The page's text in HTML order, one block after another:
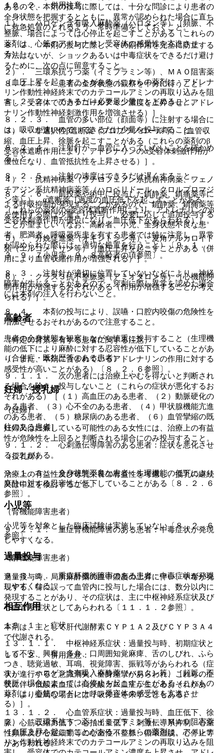
１０．２． 併用注意：
１）． ハロゲン含有吸入麻酔薬（ハロタン等）［頻脈、不
整脈、場合によっては心停止を起こすことがある（これらの
薬剤は、心筋のアドレナリン受容体の感受性を亢進させ
る）］。
２）． 三環系抗うつ薬（イミプラミン等）、ＭＡＯ阻害薬
［血圧上昇を起こすことがある（これらの薬剤は、アドレナ
リン作動性神経終末でのカテコールアミンの再取り込みを阻
害し、受容体でのカテコールアミン濃度を上昇させ、アドレ
ナリン作動性神経刺激作用を増強させる）］。
３）． 非選択性β遮断薬（プロプラノロール等）［血管収
縮、血圧上昇、徐脈を起こすことがある（これらの薬剤のβ
受容体遮断作用により、アドレナリンのα受容体刺激作用が
優位になり、血管抵抗性を上昇させる）］。
４）． 抗精神病薬（ブチロフェノン系抗精神病薬、フェノ
チアジン系抗精神病薬等（ハロペリドール、クロルプロマジ
ン等））、α遮断薬［過度の血圧低下を起こすことがある
（これらの薬剤のα受容体遮断作用により、アドレナリンのβ
受容体刺激作用が優位になり、血圧低下があらわれる）］。
５）． 分娩促進薬（オキシトシン等）、麦角アルカロイド
類（エルゴメトリン等）［血圧上昇を起こすことがある（併
用により血管収縮作用が増強される）］。
６）． クラス３抗不整脈薬（アミオダロン等）［心機能抑
制作用が増強するおそれがある（作用が増強することが考え
られる）］。
高齢者
患者の全身状態を観察しながら慎重に投与すること（生理機
能の低下により麻酔に対する忍容性が低下していることがあ
り、また、本剤に含まれているアドレナリンの作用に対する
感受性が高いことがある）〔８．２．６参照〕。
妊婦・授乳婦
（妊婦）
妊婦又は妊娠している可能性のある女性には、治療上の有益
性が危険性を上回ると判断される場合にのみ投与すること。
（授乳婦）
治療上の有益性及び母乳栄養の有益性を考慮し、授乳の継続
又は中止を検討すること。
小児等
小児等を対象とした臨床試験は実施していない〔８．２．６
参照〕。
過量投与
過量投与時、局所麻酔薬の血中濃度の上昇に伴い、中毒が発
現する。特に誤って血管内に投与した場合には、数分以内に
発現することがあり、その症状は、主に中枢神経系症状及び
心血管系症状としてあらわれる〔１１．１．２参照〕。
１３．１． 症状
１３．１．１． 中枢神経系症状：過量投与時、初期症状と
して不安、興奮、多弁、口周囲知覚麻痺、舌のしびれ、ふら
つき、聴覚過敏、耳鳴、視覚障害、振戦等があらわれる（症
状が進行すると意識消失、全身痙攣があらわれ、これらの症
状に伴い低酸素血症、高炭酸ガス血症が生じるおそれがあ
り、より重篤な場合には呼吸停止を来すこともある）。
１３．１．２． 心血管系症状：過量投与時、血圧低下、徐
脈、心筋収縮力低下、心拍出量低下、刺激伝導系抑制、心室
性頻脈及び心室細動等の心室性不整脈、循環虚脱、心停止等
があらわれる。
あるので、本剤の投与に際しては、十分な問診により患者の
全身状態を把握するとともに、異常が認められた場合に直ち
に救急処置のとれるよう、常時準備をしておくこと。
８．２． 本剤の投与に際し、その副作用を完全に防止する
方法はないが、ショックあるいは中毒症状をできるだけ避け
るために、次の点に留意すること。
８．２．１． 患者の全身状態の観察を十分に行うこと。
８．２．２． できるだけ必要最少量にとどめること。
８．２．３． 血管の多い部位（顔面等）に注射する場合に
は、吸収が速いので、できるだけ少量を投与すること。
８．２．４． 注射針が、血管に入っていないことを確かめ
ること。
８．２．５． 注射の速度はできるだけ遅くすること。
８．２．６． 前投薬や術中に投与した鎮静薬、鎮痛薬等に
よる呼吸抑制が発現することがあるので、鎮静薬、鎮痛薬等
を使用する際は少量より投与し、必要に応じて追加投与する
ことが望ましい（なお、高齢者、小児、全身状態不良な患
者、肥満者、呼吸器疾患を有する患者では特に注意し、異常
が認められた際には、適切な処置を行うこと）〔９．１．
３、９．７小児等、９．８高齢者の項参照〕。
８．３． 注射針が適切に位置していないなどにより、神経
障害が生じることがあるので、穿刺に際し異常を認めた場合
には本剤の注入を行わないこと。
８．４． 本剤の投与により、誤嚥・口腔内咬傷の危険性を
増加させるおそれがあるので注意すること。
（特定の背景を有する患者に関する注意）
（合併症・既往歴等のある患者）
９．１．１． 次の患者には治療上やむを得ないと判断され
る場合を除き、投与しないこと（これらの症状が悪化するお
それがある）［（１）高血圧のある患者、（２）動脈硬化の
ある患者、（３）心不全のある患者、（４）甲状腺機能亢進
のある患者、（５）糖尿病のある患者、（６）血管攣縮の既
往のある患者］。
９．１．２． 心刺激伝導障害のある患者：症状を悪化させ
ることがある。
９．１．３． 全身状態不良な患者：生理機能の低下により
麻酔に対する忍容性が低下していることがある〔８．２．６
参照〕。
（腎機能障害患者）
９．２．１． 重症腎機能障害のある患者：中毒症状が発現
しやすくなる。
（肝機能障害患者）
９．３．１． 重症肝機能障害のある患者：中毒症状が発現
しやすくなる。
相互作用
本剤は、主として肝代謝酵素ＣＹＰ１Ａ２及びＣＹＰ３Ａ４
で代謝される。
１０．２． 併用注意：
１）． ハロゲン含有吸入麻酔薬（ハロタン等）［頻脈、不
整脈、場合によっては心停止を起こすことがある（これらの
薬剤は、心筋のアドレナリン受容体の感受性を亢進させ
る）］。
２）． 三環系抗うつ薬（イミプラミン等）、ＭＡＯ阻害薬
［血圧上昇を起こすことがある（これらの薬剤は、アドレナ
リン作動性神経終末でのカテコールアミンの再取り込みを阻